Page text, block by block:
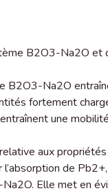
B2O3-Na2O et
B2O3-Na2O
fortement
une
aux
de
Elle met en